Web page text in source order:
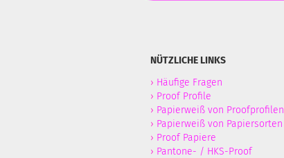
NÜTZLICHE LINKS
› Häufige Fragen
› Proof Profile
› Papierweiß von Proofprofilen
› Papierweiß von Papiersorten
› Proof Papiere
› Pantone- / HKS-Proof